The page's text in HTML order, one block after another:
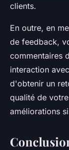
clients.
En outre, en
de feedback,
commentaires
interaction
d'obtenir un
qualité de
améliorations